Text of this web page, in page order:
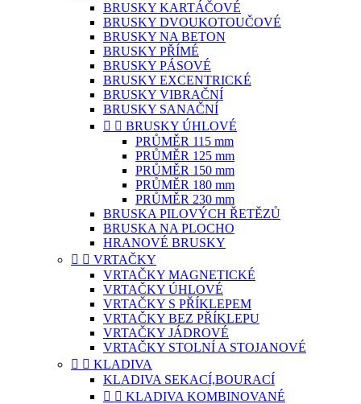
BRUSKY KARTÁČOVÉ
BRUSKY DVOUKOTOUČOVÉ
BRUSKY NA BETON
BRUSKY PŘÍMÉ
BRUSKY PÁSOVÉ
BRUSKY EXCENTRICKÉ
BRUSKY VIBRAČNÍ
BRUSKY SANAČNÍ
  BRUSKY ÚHLOVÉ
PRŮMĚR 115 mm
PRŮMĚR 125 mm
PRŮMĚR 150 mm
PRŮMĚR 180 mm
PRŮMĚR 230 mm
BRUSKA PILOVÝCH ŘETĚZŮ
BRUSKA NA PLOCHO
HRANOVÉ BRUSKY
  VRTAČKY
VRTAČKY MAGNETICKÉ
VRTAČKY ÚHLOVÉ
VRTAČKY S PŘÍKLEPEM
VRTAČKY BEZ PŘÍKLEPU
VRTAČKY JÁDROVÉ
VRTAČKY STOLNÍ A STOJANOVÉ
  KLADIVA
KLADIVA SEKACÍ,BOURACÍ
  KLADIVA KOMBINOVANÉ